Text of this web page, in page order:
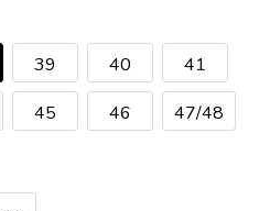
39 40
41
45 46 47/48